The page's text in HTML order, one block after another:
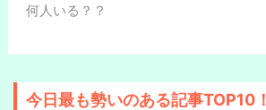
何人いる？？
今日最も勢いのある記事TOP10！